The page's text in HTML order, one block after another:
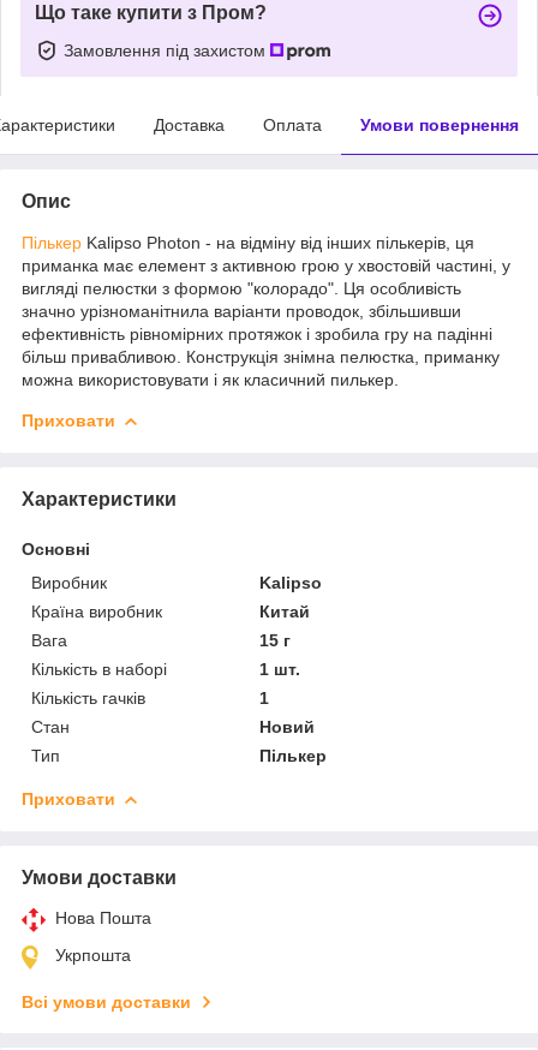
Що таке купити з Пром?
Замовлення під захистом
Доставка Оплата Умови повернення
Опис
Пількер Kalipso Photon - на відміну від інших пількерів, ця
приманка має елемент з активною грою у хвостовій частині, у
вигляді пелюстки з формою "колорадо". Ця особливість
значно урізноманітнила варіанти проводок, збільшивши
ефективність рівномірних протяжок і зробила гру на падінні
більш привабливою. Конструкція знімна пелюстка, приманку
можна використовувати і як класичний пилькер.
Приховати
Характеристики
Основні
Виробник
Kalipso
Країна виробник
Китай
Вага
15 г
Кількість в наборі
1 шт.
Кількість гачків
1
Стан
Новий
Тип
Пількер
Приховати
Умови доставки
Нова Пошта
Укрпошта
Всі умови доставки